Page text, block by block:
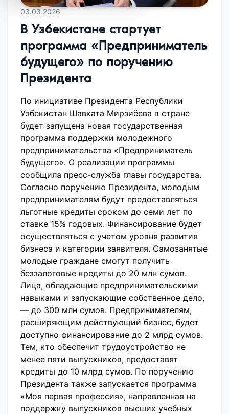
03.03.2026
В Узбекистане стартует
программа «Предприниматель
будущего» по поручению
Президента
По инициативе Президента Республики
Узбекистан Шавката Мирзиёева в стране
будет запущена новая государственная
программа поддержки молодежного
предпринимательства «Предприниматель
будущего». О реализации программы
сообщила пресс-служба главы государства.
Согласно поручению Президента, молодым
предпринимателям будут предоставляться
льготные кредиты сроком до семи лет по
ставке 15% годовых. Финансирование будет
осуществляться с учетом уровня развития
бизнеса и категории заявителя. Самозанятые
молодые граждане смогут получить
беззалоговые кредиты до 20 млн сумов.
Лица, обладающие предпринимательскими
навыками и запускающие собственное дело,
— до 300 млн сумов. Предпринимателям,
расширяющим действующий бизнес, будет
доступно финансирование до 2 млрд сумов.
Тем, кто обеспечит трудоустройство не
менее пяти выпускников, предоставят
кредиты до 10 млрд сумов. По поручению
Президента также запускается программа
«Моя первая профессия», направленная на
поддержку выпускников высших учебных